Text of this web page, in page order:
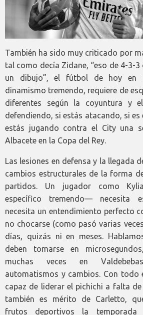
También ha sido muy criticado por
tal como decía Zidane, “eso de 4-3-
un dibujo”, el fútbol de hoy en
dinamismo tremendo, requiere de
diferentes según la coyuntura y
defendiendo, si estás atacando, si es
estás jugando contra el City una
Albacete en la Copa del Rey.
Las lesiones en defensa y la llegada
cambios estructurales de la forma
partidos. Un jugador como
específico tremendo— necesita
necesita un entendimiento perfecto
no chocarse (como pasó varias
días, quizás ni en meses.
deben tomarse en
muchas veces en
automatismos y cambios. Con todo
capaz de liderar el pichichi a falta
también es mérito de Carletto,
frutos deportivos la temporada